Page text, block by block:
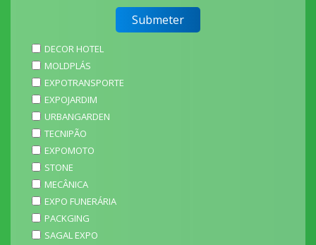
DECOR HOTEL
MOLDPLÁS
EXPOTRANSPORTE
EXPOJARDIM
URBANGARDEN
TECNIPÃO
EXPOMOTO
STONE
MECÂNICA
EXPO FUNERÁRIA
PACKGING
SAGAL EXPO